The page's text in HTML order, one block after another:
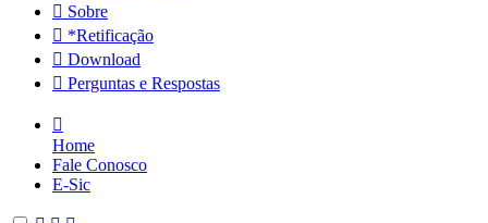
Sobre
*Retificação
Download
Perguntas e Respostas
Home
Fale Conosco
E-Sic